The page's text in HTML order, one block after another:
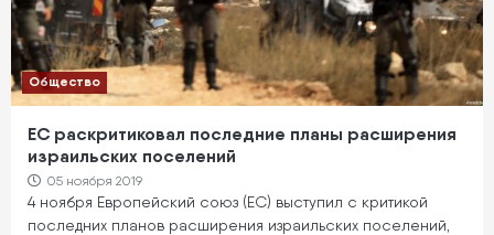
Общество
ЕС раскритиковал последние планы расширения
израильских поселений
05 ноября 2019
4 ноября Европейский союз (ЕС) выступил с критикой
последних планов расширения израильских поселений,